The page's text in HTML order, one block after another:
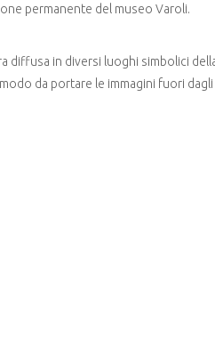
permanente del museo Varoli.
diffusa in diversi luoghi simbolici
da portare le immagini fuori dagli